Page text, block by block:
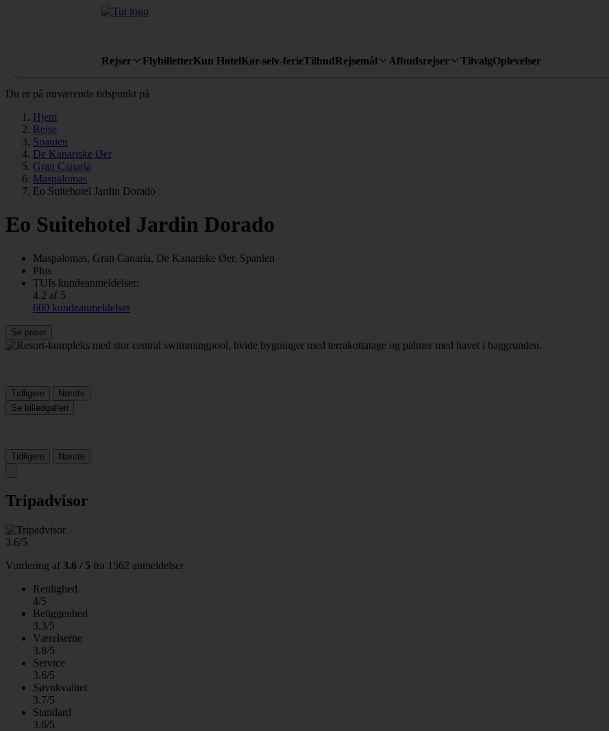
Rejser FlybilletterKun HotelKør-selv-ferieTilbudRejsemål Afbudsrejser TilvalgOplevelser
Du er på nuværende tidspunkt på
Hjem
Rejse
Spanien
De Kanariske Øer
Gran Canaria
Maspalomas
Eo Suitehotel Jardin Dorado
Eo Suitehotel Jardin Dorado
Maspalomas, Gran Canaria, De Kanariske Øer, Spanien
Plus
TUIs kundeanmeldelser:
4.2 af 5
600 kundeanmeldelser
Se priser
Tidligere
Næste
Se billedgalleri
Tidligere Næste
Tripadvisor
3.6/5
Vurdering af 3.6 / 5 fra 1562 anmeldelser
Renlighed
4/5
Beliggenhed
3.3/5
Værelserne
3.8/5
Service
3.6/5
Søvnkvalitet
3.7/5
Standard
3.6/5